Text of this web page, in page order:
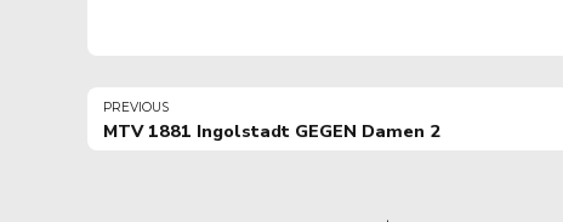
PREVIOUS
MTV 1881 Ingolstadt GEGEN Damen 2